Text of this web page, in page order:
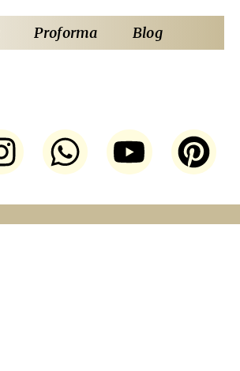
Proforma Blog